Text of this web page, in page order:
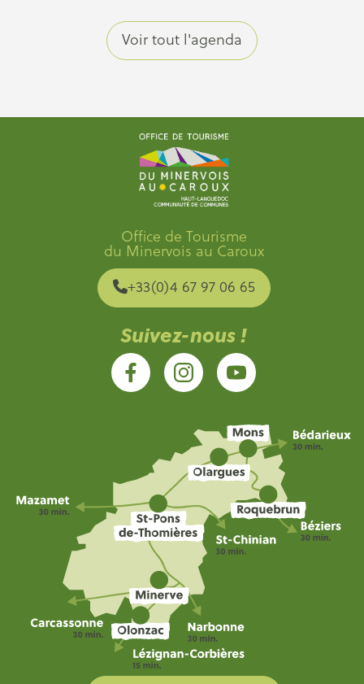
Voir tout l'agenda
Office de Tourisme
du Minervois au Caroux
+33(0)4 67 97 06 65
Suivez-nous !